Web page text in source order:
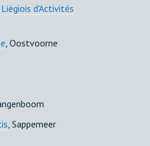
d'Activités
, Oostvoorne
, Sappemeer